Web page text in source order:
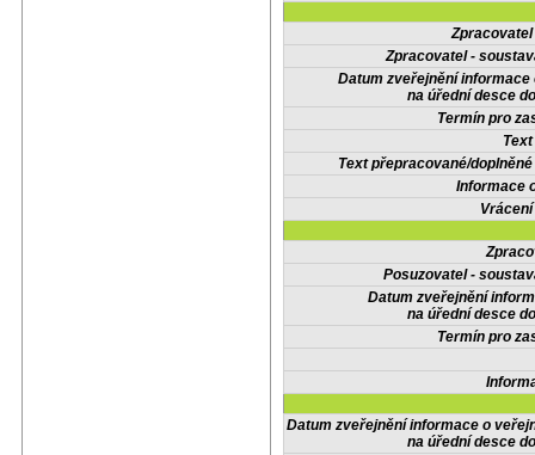
Zpracovatel -
Datum zveřejnění informace
na úřední desce
Termín pro
Text přepracované/
Informace
Posuzovatel -
Datum zveřejnění
na úřední desce
Termín pro
Datum zveřejnění informace o
na úřední desce